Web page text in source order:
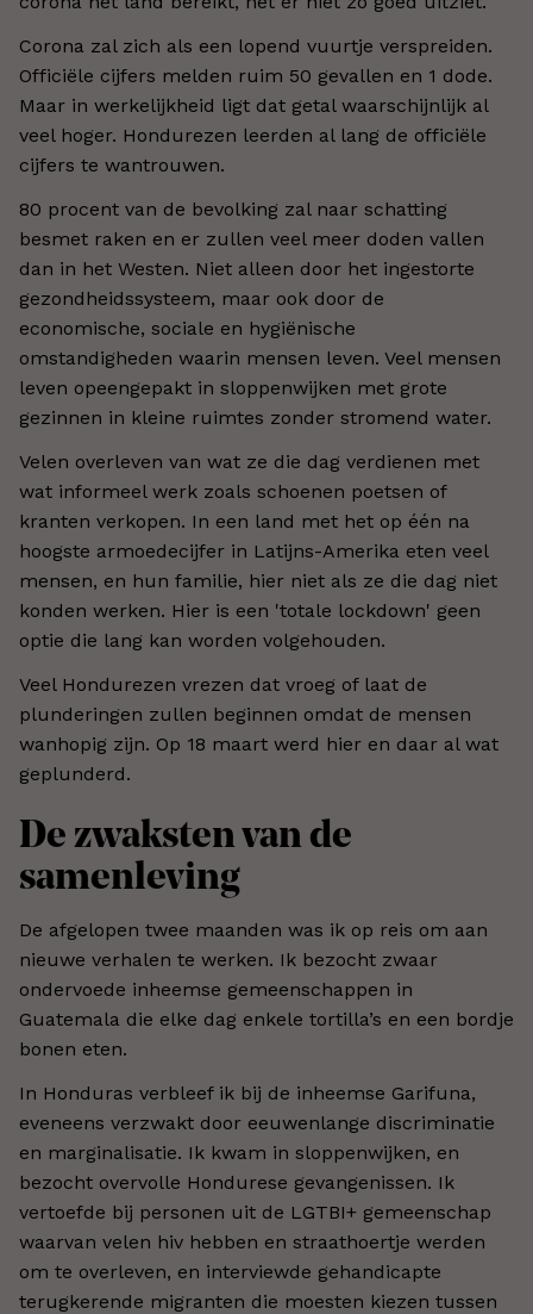
Corona zal zich als een lopend vuurtje verspreiden.
Officiële cijfers melden ruim 50 gevallen en 1 dode.
Maar in werkelijkheid ligt dat getal waarschijnlijk al
veel hoger. Hondurezen leerden al lang de officiële
cijfers te wantrouwen.
80 procent van de bevolking zal naar schatting
besmet raken en er zullen veel meer doden vallen
dan in het Westen. Niet alleen door het ingestorte
gezondheidssysteem, maar ook door de
economische, sociale en hygiënische
omstandigheden waarin mensen leven. Veel mensen
leven opeengepakt in sloppenwijken met grote
gezinnen in kleine ruimtes zonder stromend water.
Velen overleven van wat ze die dag verdienen met
wat informeel werk zoals schoenen poetsen of
kranten verkopen. In een land met het op één na
hoogste armoedecijfer in Latijns-Amerika eten veel
mensen, en hun familie, hier niet als ze die dag niet
konden werken. Hier is een 'totale lockdown' geen
optie die lang kan worden volgehouden.
Veel Hondurezen vrezen dat vroeg of laat de
plunderingen zullen beginnen omdat de mensen
wanhopig zijn. Op 18 maart werd hier en daar al wat
geplunderd.
De zwaksten van de
samenleving
De afgelopen twee maanden was ik op reis om aan
nieuwe verhalen te werken. Ik bezocht zwaar
ondervoede inheemse gemeenschappen in
Guatemala die elke dag enkele tortilla’s en een bordje
bonen eten.
In Honduras verbleef ik bij de inheemse Garifuna,
eveneens verzwakt door eeuwenlange discriminatie
en marginalisatie. Ik kwam in sloppenwijken, en
bezocht overvolle Hondurese gevangenissen. Ik
vertoefde bij personen uit de LGTBI+ gemeenschap
waarvan velen hiv hebben en straathoertje werden
om te overleven, en interviewde gehandicapte
terugkerende migranten die moesten kiezen tussen